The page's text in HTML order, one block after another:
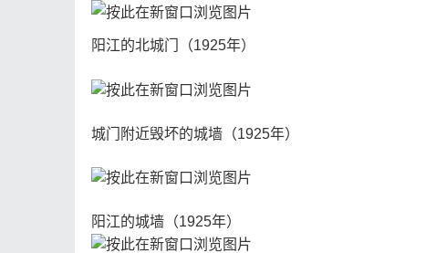
阳江的北城门（1925年）
城门附近毁坏的城墙（1925年）
阳江的城墙（1925年）